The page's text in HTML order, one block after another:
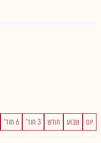
יום שבוע חודש 3 חוד' 6 חוד'